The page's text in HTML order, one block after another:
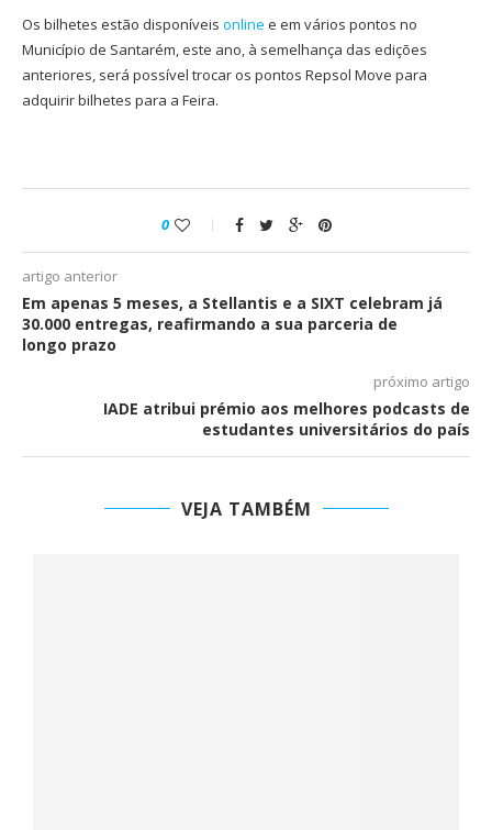
Os bilhetes estão disponíveis online e em vários pontos no
Município de Santarém, este ano, à semelhança das edições
anteriores, será possível trocar os pontos Repsol Move para
adquirir bilhetes para a Feira.
0
artigo anterior
Em apenas 5 meses, a Stellantis e a SIXT celebram já
30.000 entregas, reafirmando a sua parceria de
longo prazo
próximo artigo
IADE atribui prémio aos melhores podcasts de
estudantes universitários do país
VEJA TAMBÉM